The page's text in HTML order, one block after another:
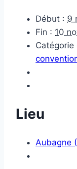
Début : 9
Fin : 10
Catégorie
Lieu
Aubagne